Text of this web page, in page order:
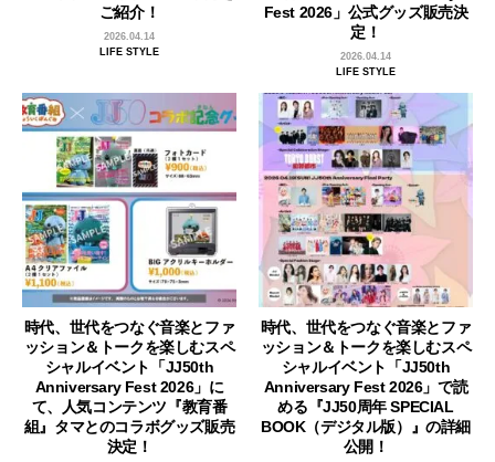
ご紹介！
2026.04.14
LIFE STYLE
Fest 2026」公式グッズ販売決
定！
2026.04.14
LIFE STYLE
時代、世代をつなぐ音楽とファ
ッション＆トークを楽しむスペ
シャルイベント「JJ50th
Anniversary Fest 2026」に
て、人気コンテンツ『教育番
組』タマとのコラボグッズ販売
決定！
時代、世代をつなぐ音楽とファ
ッション＆トークを楽しむスペ
シャルイベント「JJ50th
Anniversary Fest 2026」で読
める『JJ50周年 SPECIAL
BOOK（デジタル版）』の詳細
公開！